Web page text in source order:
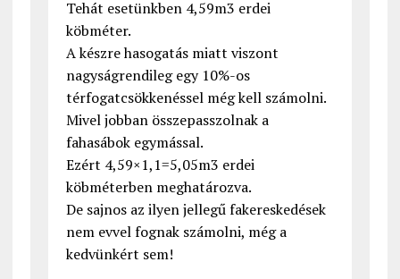
Tehát esetünkben 4,59m3 erdei
köbméter.
A készre hasogatás miatt viszont
nagyságrendileg egy 10%-os
térfogatcsökkenéssel még kell számolni.
Mivel jobban összepasszolnak a
fahasábok egymással.
Ezért 4,59×1,1=5,05m3 erdei
köbméterben meghatározva.
De sajnos az ilyen jellegű fakereskedések
nem evvel fognak számolni, még a
kedvünkért sem!